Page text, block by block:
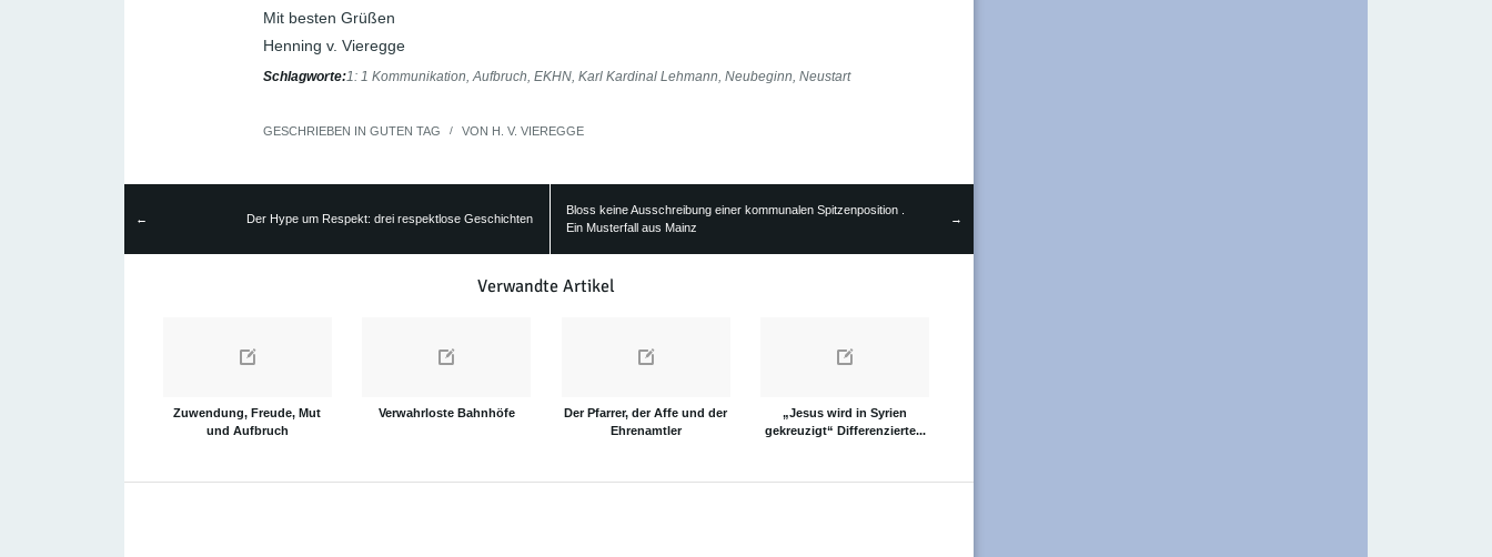
Mit besten Grüßen
Henning v. Vieregge
Schlagworte:1: 1 Kommunikation Aufbruch EKHN Karl Kardinal Lehmann Neubeginn Neustart
GESCHRIEBEN IN GUTEN TAG / VON H. V. VIEREGGE
← Der Hype um Respekt: drei respektlose Geschichten
Bloss keine Ausschreibung einer kommunalen Spitzenposition .
Ein Musterfall aus Mainz
→
Verwandte Artikel
Zuwendung, Freude, Mut
und Aufbruch
Verwahrloste Bahnhöfe
Der Pfarrer, der Affe und der
Ehrenamtler
„Jesus wird in Syrien
gekreuzigt“ Differenzierte...